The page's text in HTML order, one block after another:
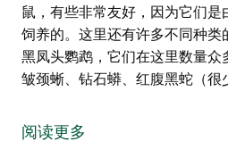
鼠，有些非常友好，因为它们
饲养的。这里还有许多不同种
黑凤头鹦鹉，它们在这里数量众
皱颈蜥、钻石蟒、红腹黑蛇（很
有关其产品的信息。
阅读更多